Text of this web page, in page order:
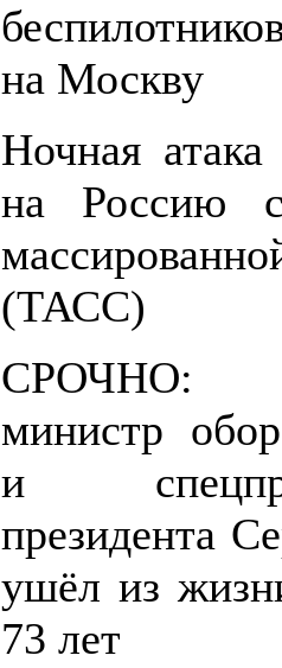
на Москву
Ночная
на Россию
(ТАСС)
СРОЧНО:
министр
и
президента
ушёл из
73 лет